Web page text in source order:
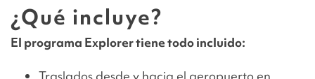
¿Qué incluye?
El programa Explorer tiene todo incluido:
Traslados desde y hacia el aeropuerto en